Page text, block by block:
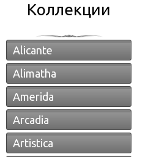
Коллекции
Alicante
Alimatha
Amerida
Arcadia
Artistica